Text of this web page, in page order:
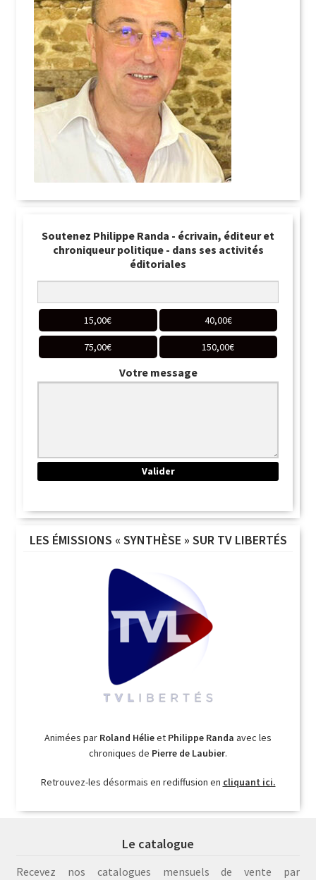
Soutenez Philippe Randa - écrivain, éditeur et
chroniqueur politique - dans ses activités
éditoriales
15,00€ 40,00€
75,00€ 150,00€
Votre message
LES ÉMISSIONS « SYNTHÈSE » SUR TV LIBERTÉS
Animées par Roland Hélieet Philippe Randa avec les
chroniques de Pierre de Laubier.
Retrouvez-les désormais en rediffusion en cliquant ici.
Le catalogue
Recevez nos catalogues mensuels de vente par